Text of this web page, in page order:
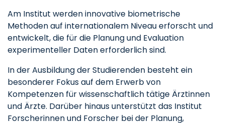
Am Institut werden innovative biometrische
Methoden auf internationalem Niveau erforscht und
entwickelt, die für die Planung und Evaluation
experimenteller Daten erforderlich sind.
In der Ausbildung der Studierenden besteht ein
besonderer Fokus auf dem Erwerb von
Kompetenzen für wissenschaftlich tätige Ärztinnen
und Ärzte. Darüber hinaus unterstützt das Institut
Forscherinnen und Forscher bei der Planung,